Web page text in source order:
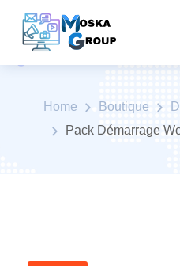
Product
Home Boutique
Pack Démarrage